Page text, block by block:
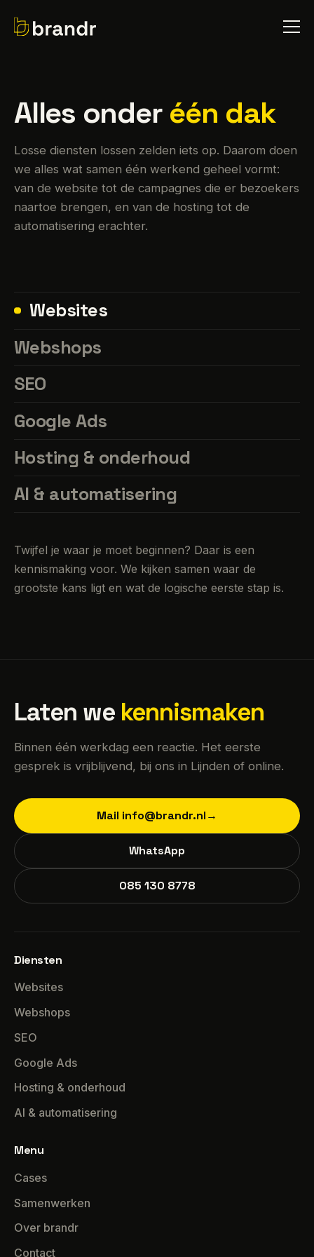
Alles onder één dak
Losse diensten lossen zelden iets op. Daarom doen
we alles wat samen één werkend geheel vormt:
van de website tot de campagnes die er bezoekers
naartoe brengen, en van de hosting tot de
automatisering erachter.
Websites
Webshops
SEO
Google Ads
Hosting & onderhoud
AI & automatisering
Twijfel je waar je moet beginnen? Daar is een
kennismaking voor. We kijken samen waar de
grootste kans ligt en wat de logische eerste stap is.
Laten we kennismaken
Binnen één werkdag een reactie. Het eerste
gesprek is vrijblijvend, bij ons in Lijnden of online.
Mail info@brandr.nl→
WhatsApp
085 130 8778
Diensten
Websites
Webshops
SEO
Google Ads
Hosting & onderhoud
AI & automatisering
Menu
Cases
Samenwerken
Over brandr
Contact